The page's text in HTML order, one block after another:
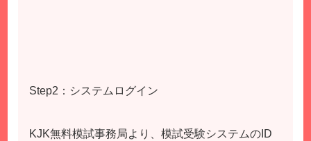
Step2：システムログイン
KJK無料模試事務局より、模試受験システムのID